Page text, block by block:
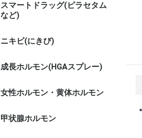
スマートドラッグ(ピラセタム
など)
ニキビ(にきび)
成長ホルモン(HGAスプレー)
女性ホルモン・黄体ホルモン
甲状腺ホルモン